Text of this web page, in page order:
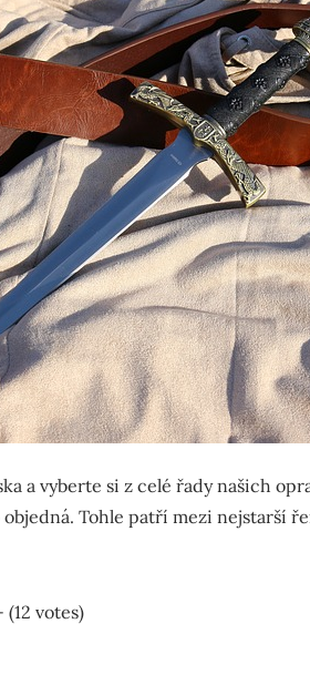
a vyberte si z celé řady našich
Tohle patří mezi nejstarší
votes)